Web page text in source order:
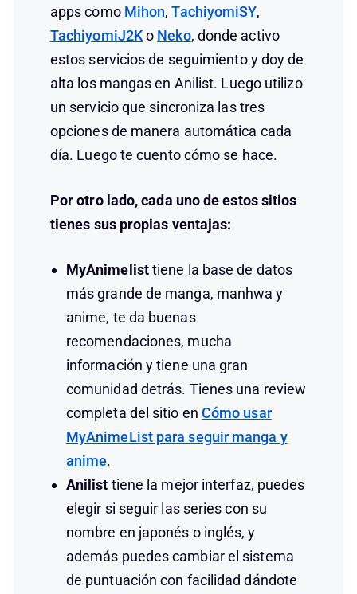
apps como Mihon,TachiyomiSY,
TachiyomiJ2Ko Neko, donde activo
estos servicios de seguimiento y doy de
alta los mangas en Anilist. Luego utilizo
un servicio que sincroniza las tres
opciones de manera automática cada
día. Luego te cuento cómo se hace.
Por otro lado, cada uno de estos sitios
tienes sus propias ventajas:
MyAnimelisttiene la base de datos
más grande de manga, manhwa y
anime, te da buenas
recomendaciones, mucha
información y tiene una gran
comunidad detrás. Tienes una review
completa del sitio en Cómo usar
MyAnimeList para seguir manga y
anime.
Anilist tiene la mejor interfaz, puedes
elegir si seguir las series con su
nombre en japonés o inglés, y
además puedes cambiar el sistema
de puntuación con facilidad dándote